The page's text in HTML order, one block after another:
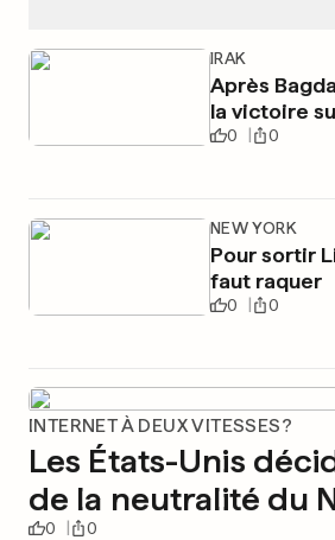
IRAK
Après
la victoire
0 0
NEW YORK
Pour sortir
faut raquer
0 0
INTERNET À DEUX VITESSES?
Les États-Unis
de la neutralité du
0 0